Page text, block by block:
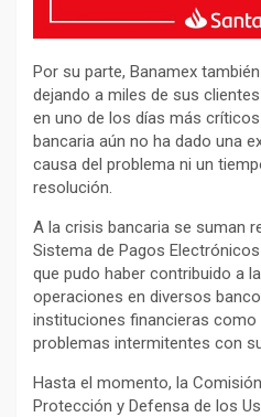
Por su parte, Banamex
dejando a miles de sus
en uno de los días más
bancaria aún no ha dado una
causa del problema ni un
resolución.
A la crisis bancaria se suman
Sistema de Pagos
que pudo haber contribuido a
operaciones en diversos
instituciones financieras como
problemas intermitentes con
Hasta el momento, la
Protección y Defensa de los